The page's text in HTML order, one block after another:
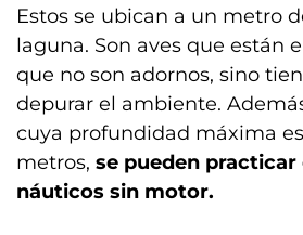
Estos se ubican a un metro
laguna. Son aves que están
que no son adornos, sino
depurar el ambiente.
cuya profundidad máxima
metros, se pueden practicar
náuticos sin motor.